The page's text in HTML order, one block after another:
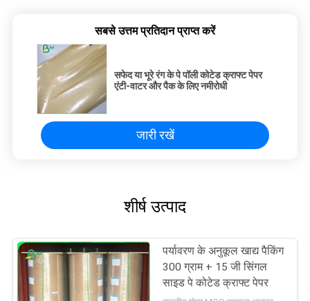
सबसे उत्तम प्रतिदान प्राप्त करें
सफेद या भूरे रंग के पे पॉली कोटेड क्राफ्ट पेपर
एंटी-वाटर और पैक के लिए नमीरोधी
जारी रखें
शीर्ष उत्पाद
पर्यावरण के अनुकूल खाद्य पैकिंग
300 ग्राम + 15 जी सिंगल
साइड पे कोटेड क्राफ्ट पेपर